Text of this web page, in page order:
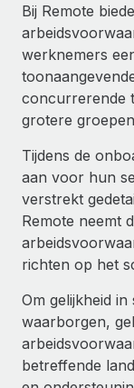
Vraag een
Krijg hulp van
Vereenvoudig
kandidaten
Compliance
Lever en track
Entiteiten
Stel snel
Mobiliteit en
Plaats
Integraties
CASESTUDY'S
Inzicht in
Support
Alle bronnen
Global Payroll
EOR en PEO
Contractor
Belastingen
Naar de blog
Bij Remote
werknemers
concurrerende
grotere
Tijdens de
aan voor hun
verstrekt
Remote neemt
richten op het
Om gelijkheid
waarborgen,
betreffende